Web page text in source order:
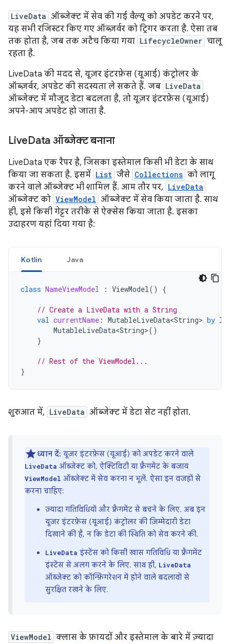
LiveData ऑब्जेक्ट में सेव की गई वैल्यू को अपडेट करने पर,
यह सभी रजिस्टर किए गए ऑब्ज़र्वर को ट्रिगर करता है. ऐसा तब
तक होता है, जब तक अटैच किया गया LifecycleOwner चालू
रहता है.
LiveData की मदद से, यूज़र इंटरफ़ेस (यूआई) कंट्रोलर के
ऑब्ज़र्वर, अपडेट की सदस्यता ले सकते हैं. जब LiveData
ऑब्जेक्ट में मौजूद डेटा बदलता है, तो यूज़र इंटरफ़ेस (यूआई)
अपने-आप अपडेट हो जाता है.
LiveData ऑब्जेक्ट बनाना
LiveData एक रैपर है, जिसका इस्तेमाल किसी भी डेटा के साथ
किया जा सकता है. इसमें List जैसे Collections को लागू
करने वाले ऑब्जेक्ट भी शामिल हैं. आम तौर पर, LiveData
ऑब्जेक्ट को ViewModel ऑब्जेक्ट में सेव किया जाता है. साथ
ही, इसे किसी गेट्टर तरीके से ऐक्सेस किया जाता है. इसका
उदाहरण यहां दिया गया है:
Kotlin Java
class NameViewModel : ViewModel() {
// Create a LiveData with a String
val currentName : MutableLiveData<String> by
MutableLiveData<String>()
}
// Rest of the ViewModel...
}
शुरुआत में, LiveData ऑब्जेक्ट में डेटा सेट नहीं होता.
ध्यान दें: यूज़र इंटरफ़ेस (यूआई) को अपडेट करने वाले
LiveData ऑब्जेक्ट को, ऐक्टिविटी या फ़्रैगमेंट के बजाय
ViewModel ऑब्जेक्ट में सेव करना न भूलें. ऐसा इन वजहों से
करना चाहिए:
ज़्यादा गतिविधियों और फ़्रैगमेंट से बचने के लिए. अब इन
यूज़र इंटरफ़ेस (यूआई) कंट्रोलर की ज़िम्मेदारी डेटा
दिखाने की है, न कि डेटा की स्थिति को सेव करने की.
LiveData इंस्टेंस को किसी खास गतिविधि या फ़्रैगमेंट
इंस्टेंस से अलग करने के लिए. साथ ही, LiveData
ऑब्जेक्ट को कॉन्फ़िगरेशन में होने वाले बदलावों से
सुरक्षित रखने के लिए.
ViewModel क्लास के फ़ायदों और इस्तेमाल के बारे में ज़्यादा